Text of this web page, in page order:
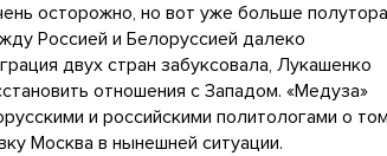
осторожно, но вот уже больше полутора
Россией и Белоруссией далеко
двух стран забуксовала, Лукашенко
отношения с Западом. «Медуза»
и российскими политологами о
Москва в нынешней ситуации.